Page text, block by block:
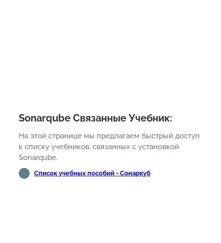
Sonarqube Связанные Учебник:
На этой странице мы предлагаем быстрый доступ
к списку учебников, связанных с установкой
Sonarqube.
Список учебных пособий - Сонаркуб